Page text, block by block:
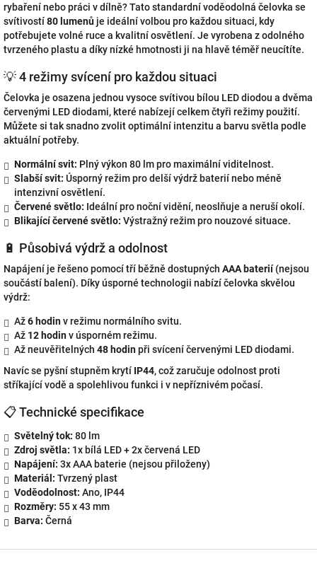
rybaření nebo práci v dílně? Tato standardní voděodolná čelovka se
svítivostí80 lumenů je ideální volbou pro každou situaci, kdy
potřebujete volné ruce a kvalitní osvětlení. Je vyrobena z odolného
tvrzeného plastu a díky nízké hmotnosti ji na hlavě téměř neucítíte.
💡 4 režimy svícení pro každou situaci
Čelovka je osazena jednou vysoce svítivou bílou LED diodou a dvěma
červenými LED diodami, které nabízejí celkem čtyři režimy použití.
Můžete si tak snadno zvolit optimální intenzitu a barvu světla podle
aktuální potřeby.
Normální svit: Plný výkon 80 lm pro maximální viditelnost.
Slabší svit: Úsporný režim pro delší výdrž baterií nebo méně
intenzivní osvětlení.
Červené světlo: Ideální pro noční vidění, neoslňuje a neruší okolí.
Blikající červené světlo: Výstražný režim pro nouzové situace.
🔋 Působivá výdrž a odolnost
Napájení je řešeno pomocí tří běžně dostupných AAA baterií(nejsou
součástí balení). Díky úsporné technologii nabízí čelovka skvělou
výdrž:
Až6 hodinv režimu normálního svitu.
Až 12 hodinv úsporném režimu.
Až neuvěřitelných 48 hodinpři svícení červenými LED diodami.
Navíc se pyšní stupněm krytí IP44, což zaručuje odolnost proti
stříkající vodě a spolehlivou funkci i v nepříznivém počasí.
📋 Technické specifikace
Světelný tok: 80 lm
Zdroj světla: 1x bílá LED + 2x červená LED
Napájení: 3x AAA baterie (nejsou přiloženy)
Materiál: Tvrzený plast
Voděodolnost: Ano, IP44
Rozměry: 55 x 43 mm
Barva: Černá